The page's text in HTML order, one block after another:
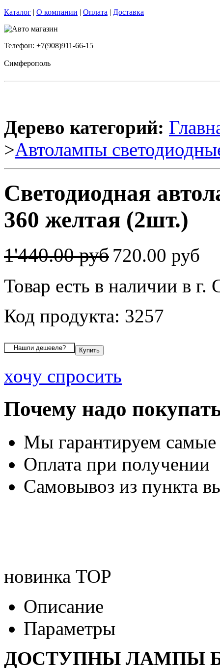
Каталог | О компании | Оплата | Доставка
Телефон: +7(908)911-66-15
Симферополь
Дерево категорий:
>Автолампы
Светодиодная
360 желтая (2шт.)
1'440.00 руб 720.00 руб
Товар есть в наличии в
Код продукта: 3257
хочу спросить
Почему надо
Мы гарантируем
Оплата при получении
Самовывоз из пункта
новинка TOP
Описание
Параметры
ДОСТУПНЫ ЛАМПЫ